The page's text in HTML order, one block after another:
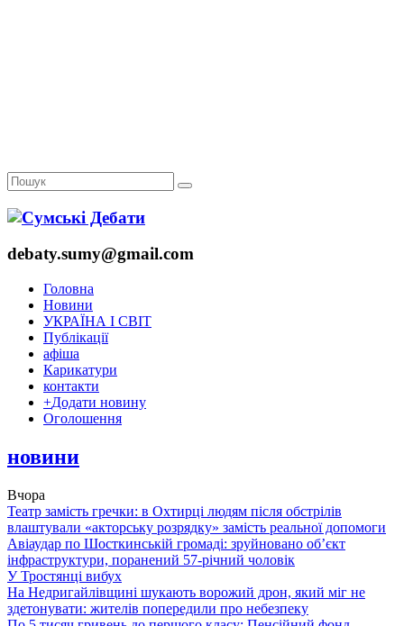
debaty.sumy@gmail.com
Головна
Новини
УКРАЇНА І СВІТ
Публікації
афіша
Карикатури
контакти
+Додати новину
Оголошення
новини
Вчора
Театр замість гречки: в Охтирці людям після обстрілів
влаштували «акторську розрядку» замість реальної допомоги
Авіаудар по Шосткинській громаді: зруйновано об’єкт
інфраструктури, поранений 57-річний чоловік
У Тростянці вибух
На Недригайлівщині шукають ворожий дрон, який міг не
здетонувати: жителів попередили про небезпеку